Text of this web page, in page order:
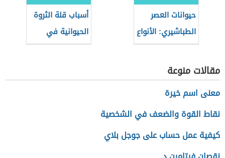
حيوانات العصر
الطباشيري: الأنواع
والهيمنة
أسباب قلة الثروة
الحيوانية في
الوطن العربي
مقالات منوعة
معنى اسم خيرة
نقاط القوة والضعف في الشخصية
كيفية عمل حساب على جوجل بلاي